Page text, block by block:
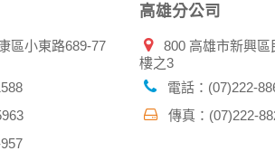
區小東路689-77
高雄分公司
800 高雄市新興區
樓之3
電話：(07)222-
傳真：(07)222-